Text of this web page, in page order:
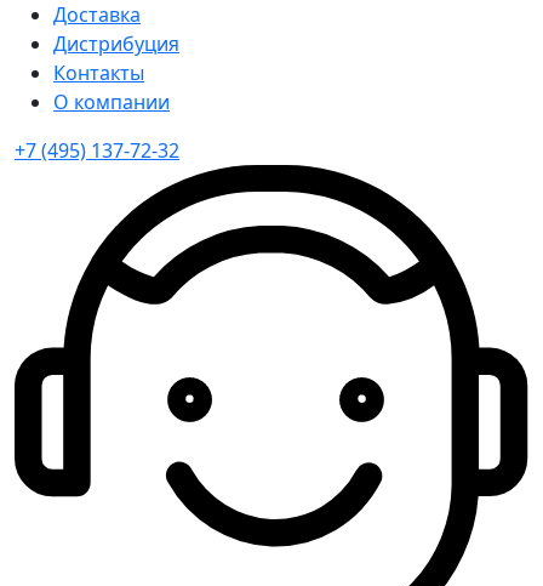
Доставка
Дистрибуция
Контакты
О компании
+7 (495) 137-72-32